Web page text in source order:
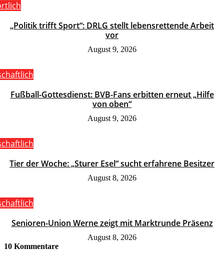
„Politik trifft Sport“: DRLG stellt lebensrettende Arbeit
vor
August 9, 2026
Fußball-Gottesdienst: BVB-Fans erbitten erneut „Hilfe
von oben“
August 9, 2026
Tier der Woche: „Sturer Esel“ sucht erfahrene Besitzer
August 8, 2026
Senioren-Union Werne zeigt mit Marktrunde Präsenz
August 8, 2026
10 Kommentare